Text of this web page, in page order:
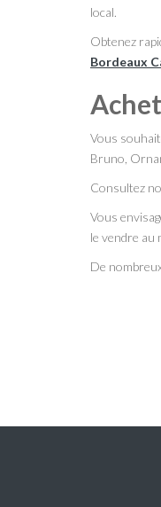
local.
Obtenez
Bordeaux
Vous
Bruno,
Consultez
Vous
le vendre au
De